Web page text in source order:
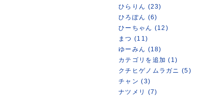
ひらりん (23)
ひろぽん (6)
ひーちゃん (12)
まつ (11)
ゆーみん (18)
カテゴリを追加 (1)
クチヒゲノムラガニ (5)
チャン (3)
ナツメリ (7)